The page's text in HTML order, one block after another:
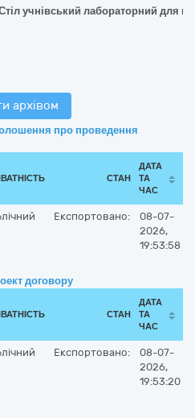
учнівський лабораторний для
архівом
про проведення
СТАН
ДАТА
ТА
ЧАС
Експортовано:
08-07-
2026,
19:53:58
договору
СТАН
ДАТА
ТА
ЧАС
Експортовано:
08-07-
2026,
19:53:20